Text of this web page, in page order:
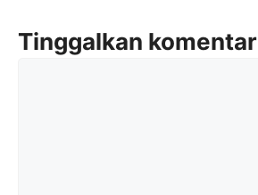
Tinggalkan komentar